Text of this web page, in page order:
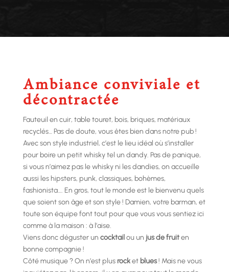
Ambiance conviviale et
décontractée
Fauteuil en cuir, table touret, bois, briques, matériaux
recyclés… Pas de doute, vous êtes bien dans notre pub !
Avec son style industriel, c’est le lieu idéal où s’installer
pour boire un petit whisky tel un dandy. Pas de panique,
si vous n’aimez pas le whisky ni les dandies, on accueille
aussi les hipsters, punk, classiques, bohèmes,
fashionista…. En gros, tout le monde est le bienvenu quels
que soient son âge et son style ! Damien, votre barman, et
toute son équipe font tout pour que vous vous sentiez ici
comme à la maison : à l’aise.
Viens donc déguster un cocktail ou un jus de fruiten
bonne compagnie !
Côté musique ? On n’est plusrocket blues! Mais ne vous